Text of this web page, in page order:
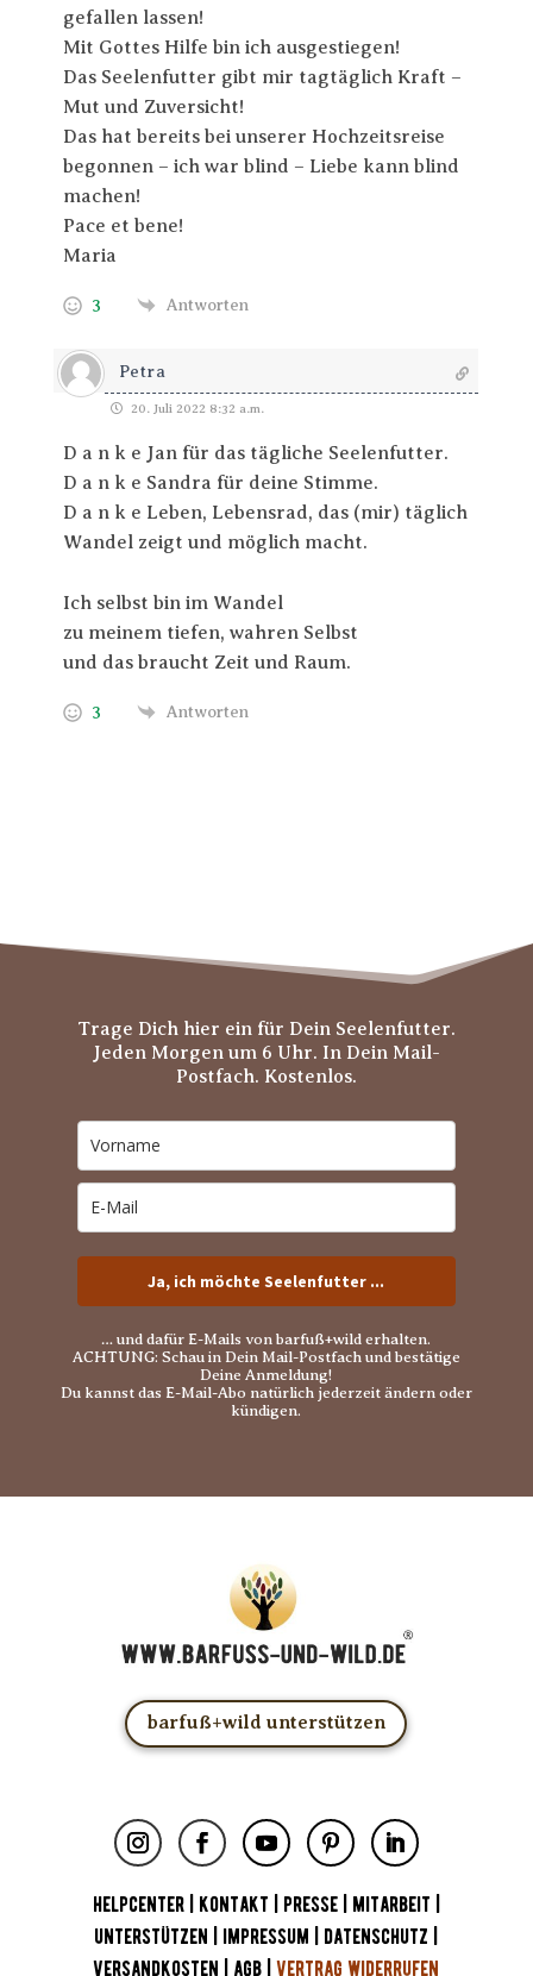
gefallen lassen!
Mit Gottes Hilfe bin ich ausgestiegen!
Das Seelenfutter gibt mir tagtäglich Kraft –
Mut und Zuversicht!
Das hat bereits bei unserer Hochzeitsreise
begonnen – ich war blind – Liebe kann blind
machen!
Pace et bene!
Maria
3 Antworten
Petra
20. Juli 2022 8:32 a.m.
D a n k e Jan für das tägliche Seelenfutter.
D a n k e Sandra für deine Stimme.
D a n k e Leben, Lebensrad, das (mir) täglich
Wandel zeigt und möglich macht.
Ich selbst bin im Wandel
zu meinem tiefen, wahren Selbst
und das braucht Zeit und Raum.
3 Antworten
Trage Dich hier ein für Dein Seelenfutter.
Jeden Morgen um 6 Uhr. In Dein Mail-
Postfach. Kostenlos.
Ja, ich möchte Seelenfutter ...
… und dafür E-Mails von barfuß+wild erhalten.
ACHTUNG: Schau in Dein Mail-Postfach und bestätige
Deine Anmeldung!
Du kannst das E-Mail-Abo natürlich jederzeit ändern oder
kündigen.
barfuß+wild unterstützen
HELPCENTER| KONTAKT PRESSE| MITARBEIT
UNTERSTÜTZEN
IMPRESSUM DATENSCHUTZ
VERSANDKOSTEN
AGB |VERTRAG WIDERRUFEN